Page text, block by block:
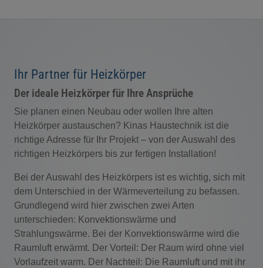
Ihr Partner für Heizkörper
Der ideale Heizkörper für Ihre Ansprüche
Sie planen einen Neubau oder wollen Ihre alten
Heizkörper austauschen? Kinas Haustechnik ist die
richtige Adresse für Ihr Projekt – von der Auswahl des
richtigen Heizkörpers bis zur fertigen Installation!
Bei der Auswahl des Heizkörpers ist es wichtig, sich mit
dem Unterschied in der Wärmeverteilung zu befassen.
Grundlegend wird hier zwischen zwei Arten
unterschieden: Konvektionswärme und
Strahlungswärme. Bei der Konvektionswärme wird die
Raumluft erwärmt. Der Vorteil: Der Raum wird ohne viel
Vorlaufzeit warm. Der Nachteil: Die Raumluft und mit ihr